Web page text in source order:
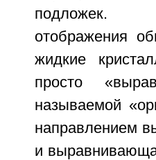
подложек.
отображения
жидкие
просто
называемой
направлением
и